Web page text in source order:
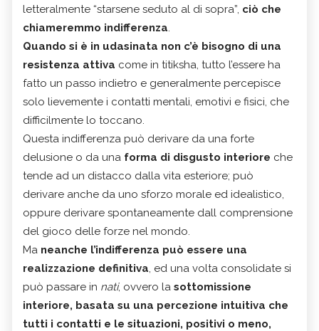
letteralmente “starsene seduto al di sopra”, ciò che
chiameremmo indifferenza.
Quando si è in udasinata non c’è bisogno di una
resistenza attiva come in titiksha, tutto l’essere ha
fatto un passo indietro e generalmente percepisce
solo lievemente i contatti mentali, emotivi e fisici, che
difficilmente lo toccano.
Questa indifferenza può derivare da una forte
delusione o da una forma di disgusto interiore che
tende ad un distacco dalla vita esteriore; può
derivare anche da uno sforzo morale ed idealistico,
oppure derivare spontaneamente dall comprensione
del gioco delle forze nel mondo.
Ma neanche l’indifferenza può essere una
realizzazione definitiva, ed una volta consolidate si
può passare in nati, ovvero la sottomissione
interiore, basata su una percezione intuitiva che
tutti i contatti e le situazioni, positivi o meno,